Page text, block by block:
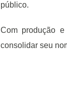
público.
Com produção
consolidar seu